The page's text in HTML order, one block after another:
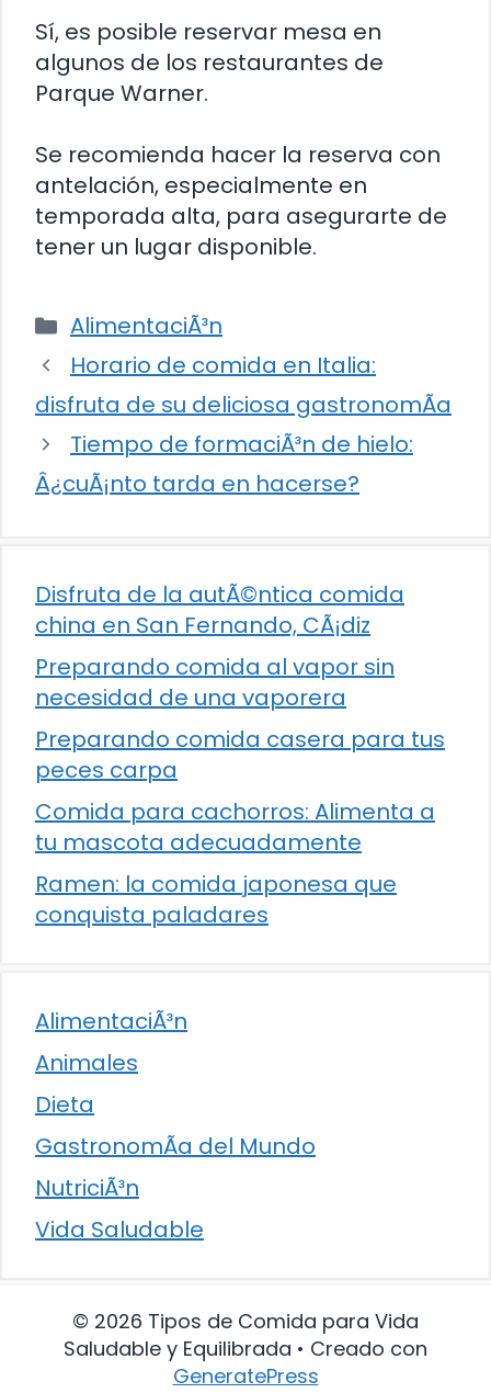
Sí, es posible reservar mesa en
algunos de los restaurantes de
Parque Warner.
Se recomienda hacer la reserva con
antelación, especialmente en
temporada alta, para asegurarte de
tener un lugar disponible.
Categorías
AlimentaciÃ³n
Horario de comida en Italia:
disfruta de su deliciosa gastronomÃ­a
Tiempo de formaciÃ³n de hielo:
Â¿cuÃ¡nto tarda en hacerse?
Disfruta de la autÃ©ntica comida
china en San Fernando, CÃ¡diz
Preparando comida al vapor sin
necesidad de una vaporera
Preparando comida casera para tus
peces carpa
Comida para cachorros: Alimenta a
tu mascota adecuadamente
Ramen: la comida japonesa que
conquista paladares
AlimentaciÃ³n
Animales
Dieta
GastronomÃ­a del Mundo
NutriciÃ³n
Vida Saludable
© 2026 Tipos de Comida para Vida
Saludable y Equilibrada • Creado con
GeneratePress